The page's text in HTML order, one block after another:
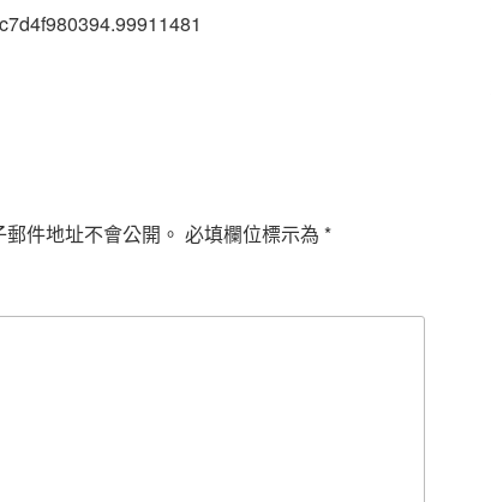
件地址不會公開。 必填欄位標示為 *